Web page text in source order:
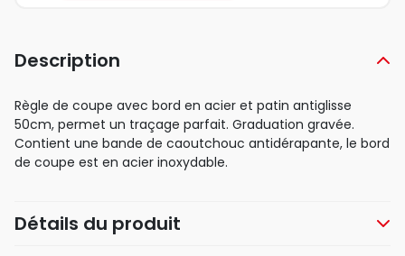
Description
Règle de coupe avec bord en acier et patin antiglisse
50cm, permet un traçage parfait. Graduation gravée.
Contient une bande de caoutchouc antidérapante, le bord
de coupe est en acier inoxydable.
Détails du produit